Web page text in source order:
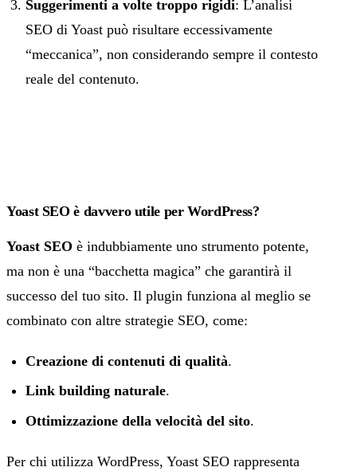
Suggerimenti a volte troppo rigidi: L’analisi
SEO di Yoast può risultare eccessivamente
“meccanica”, non considerando sempre il contesto
reale del contenuto.
Yoast SEO è davvero utile per WordPress?
Yoast SEO è indubbiamente uno strumento potente,
ma non è una “bacchetta magica” che garantirà il
successo del tuo sito. Il plugin funziona al meglio se
combinato con altre strategie SEO, come:
Creazione di contenuti di qualità.
Link building naturale.
Ottimizzazione della velocità del sito.
Per chi utilizza WordPress, Yoast SEO rappresenta